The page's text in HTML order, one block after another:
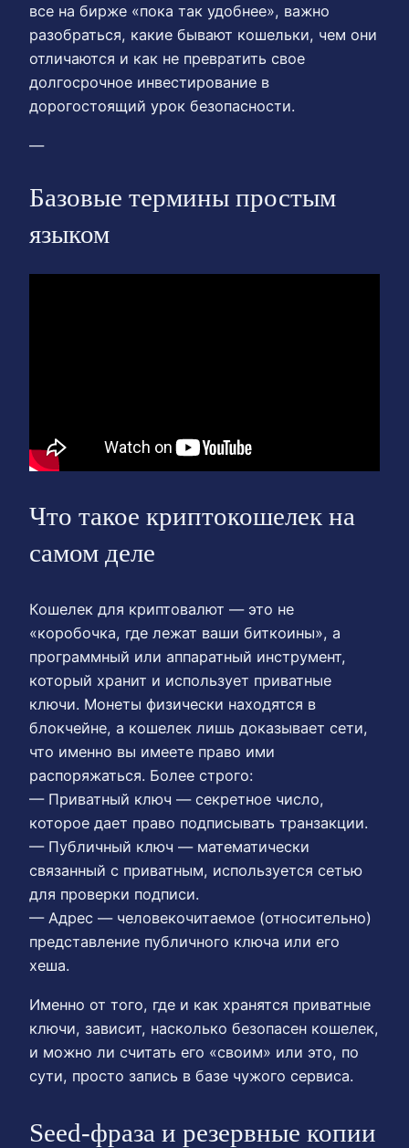
все на бирже «пока так удобнее», важно
разобраться, какие бывают кошельки, чем они
отличаются и как не превратить свое
долгосрочное инвестирование в
дорогостоящий урок безопасности.
—
Базовые термины простым
языком
Что такое криптокошелек на
самом деле
Кошелек для криптовалют — это не
«коробочка, где лежат ваши биткоины», а
программный или аппаратный инструмент,
который хранит и использует приватные
ключи. Монеты физически находятся в
блокчейне, а кошелек лишь доказывает сети,
что именно вы имеете право ими
распоряжаться. Более строго:
— Приватный ключ — секретное число,
которое дает право подписывать транзакции.
— Публичный ключ — математически
связанный с приватным, используется сетью
для проверки подписи.
— Адрес — человекочитаемое (относительно)
представление публичного ключа или его
хеша.
Именно от того, где и как хранятся приватные
ключи, зависит, насколько безопасен кошелек,
и можно ли считать его «своим» или это, по
сути, просто запись в базе чужого сервиса.
Seed-фраза и резервные копии